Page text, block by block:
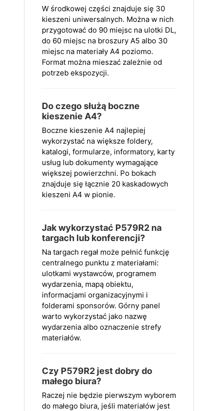
W środkowej części znajduje się 30
kieszeni uniwersalnych. Można w nich
przygotować do 90 miejsc na ulotki DL,
do 60 miejsc na broszury A5 albo 30
miejsc na materiały A4 poziomo.
Format można mieszać zależnie od
potrzeb ekspozycji.
Do czego służą boczne
kieszenie A4?
Boczne kieszenie A4 najlepiej
wykorzystać na większe foldery,
katalogi, formularze, informatory, karty
usług lub dokumenty wymagające
większej powierzchni. Po bokach
znajduje się łącznie 20 kaskadowych
kieszeni A4 w pionie.
Jak wykorzystać P579R2 na
targach lub konferencji?
Na targach regał może pełnić funkcję
centralnego punktu z materiałami:
ulotkami wystawców, programem
wydarzenia, mapą obiektu,
informacjami organizacyjnymi i
folderami sponsorów. Górny panel
warto wykorzystać jako nazwę
wydarzenia albo oznaczenie strefy
materiałów.
Czy P579R2 jest dobry do
małego biura?
Raczej nie będzie pierwszym wyborem
do małego biura, jeśli materiałów jest